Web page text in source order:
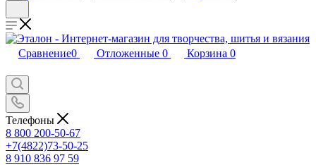
Сравнение0 Отложенные 0 Корзина 0
Телефоны
8 800 200-50-67
+7(4822)73-50-25
8 910 836 97 59